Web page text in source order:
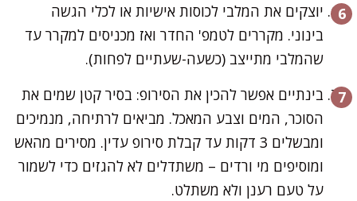
יוצקים את המלבי לכוסות אישיות או לכלי הגשה
בינוני. מקררים לטמפ' החדר ואז מכניסים למקרר עד
שהמלבי מתייצב (כשעה-שעתיים לפחות).
בינתיים אפשר להכין את הסירופ: בסיר קטן שמים את
הסוכר, המים וצבע המאכל. מביאים לרתיחה, מנמיכים
ומבשלים 3 דקות עד קבלת סירופ עדין. מסירים מהאש
ומוסיפים מי ורדים – משתדלים לא להגזים כדי לשמור
על טעם רענן ולא משתלט.